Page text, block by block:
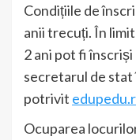
Condițiile de
anii trecuți. În
2 ani pot fi înscriși
secretarul de stat
potrivit
Ocuparea